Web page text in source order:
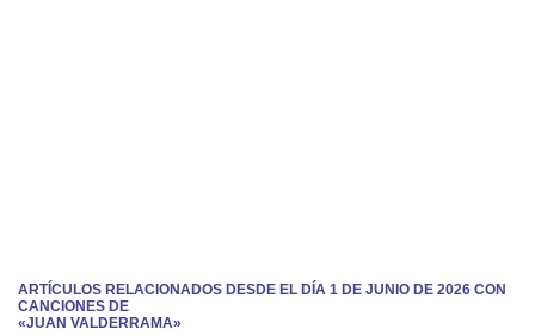
ARTÍCULOS RELACIONADOS DESDE EL DÍA 1 DE JUNIO DE 2026 CON
CANCIONES DE
«JUAN VALDERRAMA»